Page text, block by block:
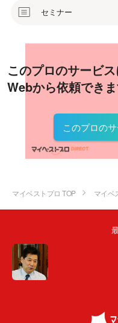
セミナー
このプロのサービ
Webから依頼でき
このプロの
マイベストプロ TOP マイベ